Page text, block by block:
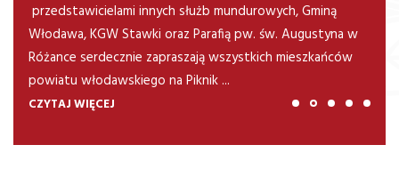
przedstawicielami innych służb mundurowych, Gminą
Włodawa, KGW Stawki oraz Parafią pw. św. Augustyna w
Różance serdecznie zapraszają wszystkich mieszkańców
powiatu włodawskiego na Piknik ...
CZYTAJ WIĘCEJ